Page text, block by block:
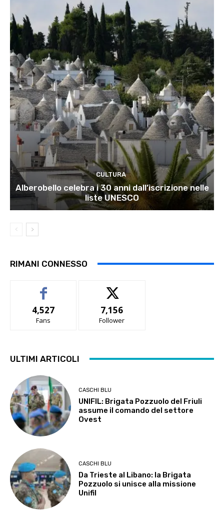
CULTURA
Alberobello celebra i 30 anni dall’iscrizione nelle
liste UNESCO
RIMANI CONNESSO
4,527
Fans
7,156
Follower
ULTIMI ARTICOLI
CASCHI BLU
UNIFIL: Brigata Pozzuolo del Friuli
assume il comando del settore
Ovest
CASCHI BLU
Da Trieste al Libano: la Brigata
Pozzuolo si unisce alla missione
Unifil